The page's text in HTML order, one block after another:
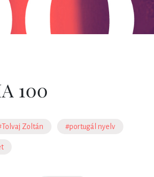
100
Zoltán #portugál nyelv